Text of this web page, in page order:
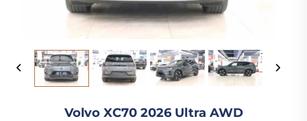
Volvo XC70 2026 Ultra AWD